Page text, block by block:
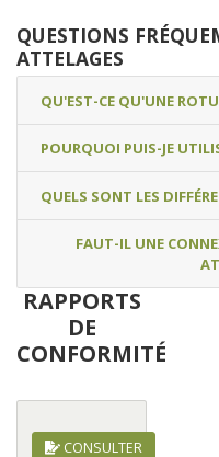
QUESTIONS
ATTELAGES
QU'EST-CE QU'UNE
POURQUOI PUIS-JE
QUELS SONT LES
FAUT-IL UNE
RAPPORTS
DE
CONFORMITÉ
CONSULTER